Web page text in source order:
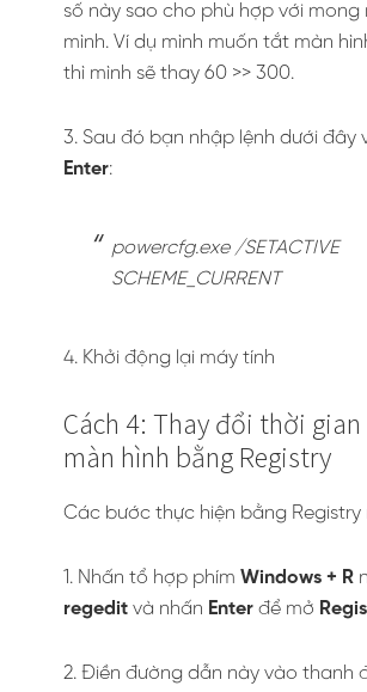
số này sao cho phù hợp với mong
mình. Ví dụ mình muốn tắt màn
thì mình sẽ thay 60 >> 300.
3. Sau đó bạn nhập lệnh dưới đây
Enter:
powercfg.exe /SETACTIVE
SCHEME_CURRENT
4. Khởi động lại máy tính
Cách 4: Thay đổi thời
màn hình bằng Registry
Các bước thực hiện bằng Registry
1. Nhấn tổ hợp phím Windows + R
regedit và nhấn Enter để mở
2. Điền đường dẫn này vào thanh